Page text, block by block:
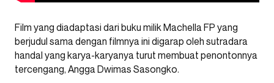
Film yang diadaptasi dari buku milik Machella FP yang
berjudul sama dengan filmnya ini digarap oleh sutradara
handal yang karya-karyanya turut membuat penontonnya
tercengang, Angga Dwimas Sasongko.